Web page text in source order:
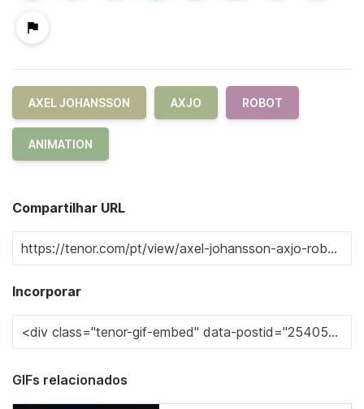
AXEL JOHANSSON AXJO ROBOT
ANIMATION
Compartilhar URL
Incorporar
GIFs relacionados